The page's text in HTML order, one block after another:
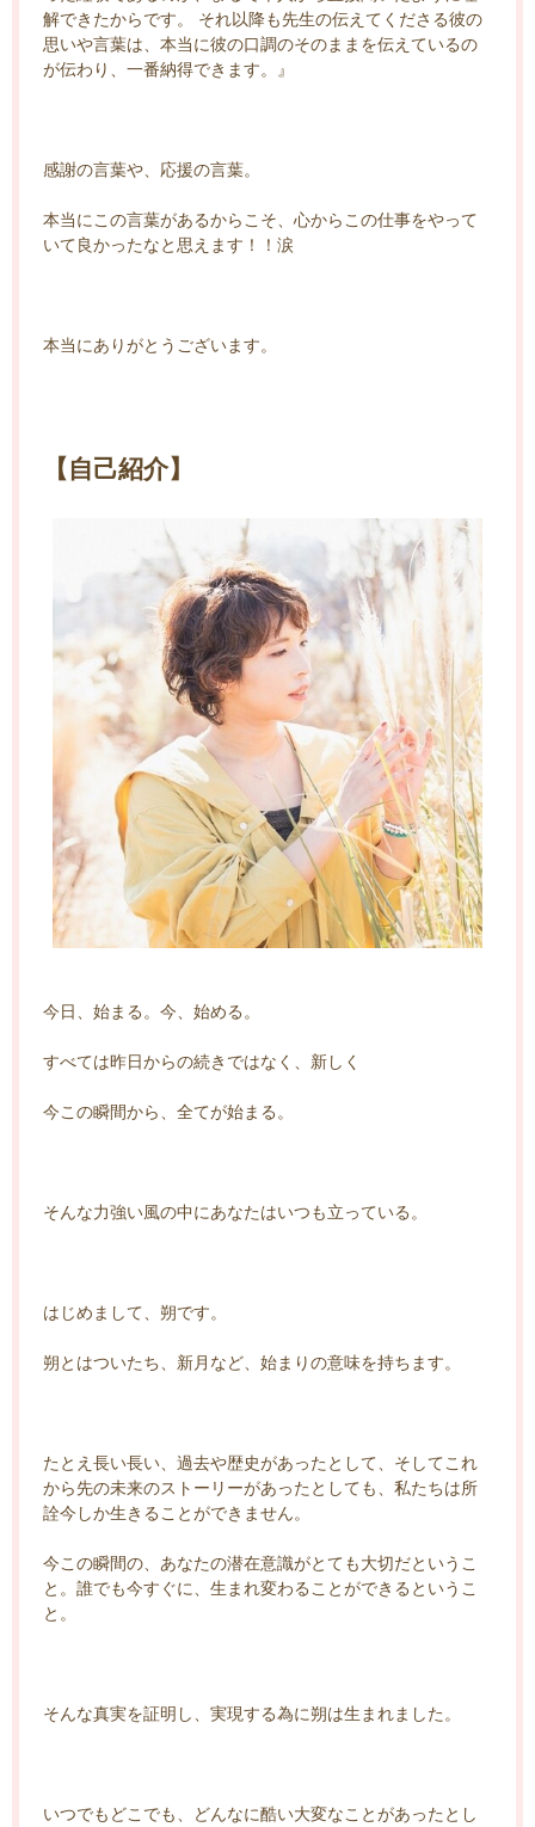
解できたからです。 それ以降も先生の伝えてくださる彼の
思いや言葉は、本当に彼の口調のそのままを伝えているの
が伝わり、一番納得できます。』
感謝の言葉や、応援の言葉。
本当にこの言葉があるからこそ、心からこの仕事をやって
いて良かったなと思えます！！涙
本当にありがとうございます。
【自己紹介】
今日、始まる。今、始める。
すべては昨日からの続きではなく、新しく
今この瞬間から、全てが始まる。
そんな力強い風の中にあなたはいつも立っている。
はじめまして、朔です。
朔とはついたち、新月など、始まりの意味を持ちます。
たとえ長い長い、過去や歴史があったとして、そしてこれ
から先の未来のストーリーがあったとしても、私たちは所
詮今しか生きることができません。
今この瞬間の、あなたの潜在意識がとても大切だというこ
と。誰でも今すぐに、生まれ変わることができるというこ
と。
そんな真実を証明し、実現する為に朔は生まれました。
いつでもどこでも、どんなに酷い大変なことがあったとし